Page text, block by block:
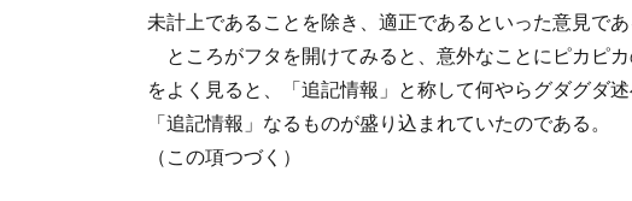
未計上であることを除き、適正であるといった意見であ
ところがフタを開けてみると、意外なことにピカピ
をよく見ると、「追記情報」と称して何やらグダグダ
「追記情報」なるものが盛り込まれていたのである。
（この項つづく）